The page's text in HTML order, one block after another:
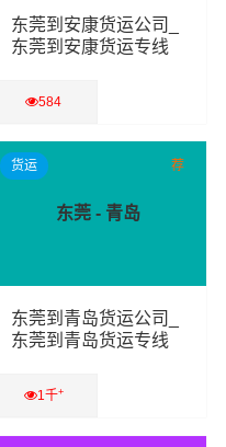
东莞到安康货运公司_
东莞到安康货运专线
584
查看详细
东莞 - 青岛
东莞到青岛货运公司_
东莞到青岛货运专线
1千+
查看详细
货运 荐